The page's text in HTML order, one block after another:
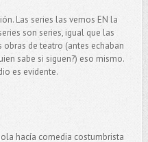
Las series las vemos EN la
son series, igual que las
de teatro (antes echaban
sabe si siguen?) eso mismo.
es evidente.
hacía comedia costumbrista